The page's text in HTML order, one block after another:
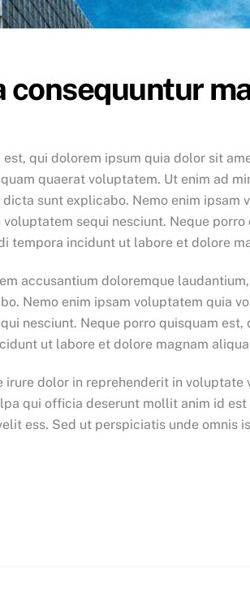
consequuntur
qui dolorem ipsum quia dolor sit
quaerat voluptatem. Ut enim ad
sunt explicabo. Nemo enim
sequi nesciunt. Neque
tempora incidunt ut labore et dolore
accusantium doloremque
Nemo enim ipsam voluptatem quia
nesciunt. Neque porro quisquam
ut labore et dolore magnam
irure dolor in reprehenderit in
qui officia deserunt mollit anim id
ess. Sed ut perspiciatis unde